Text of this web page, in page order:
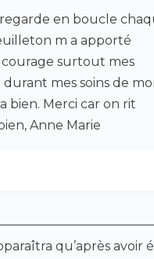
en boucle
m a apporté
surtout mes
durant mes soins de
bien. Merci car on rit
Anne Marie
qu’après avoir